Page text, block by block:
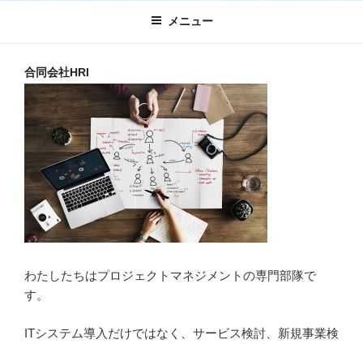
メニュー
合同会社HRI
わたしたちはプロジェクトマネジメントの専門部隊で
す。
ITシステム導入だけではなく、サービス検討、新規事業検